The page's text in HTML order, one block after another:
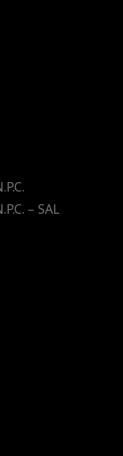
– SAL